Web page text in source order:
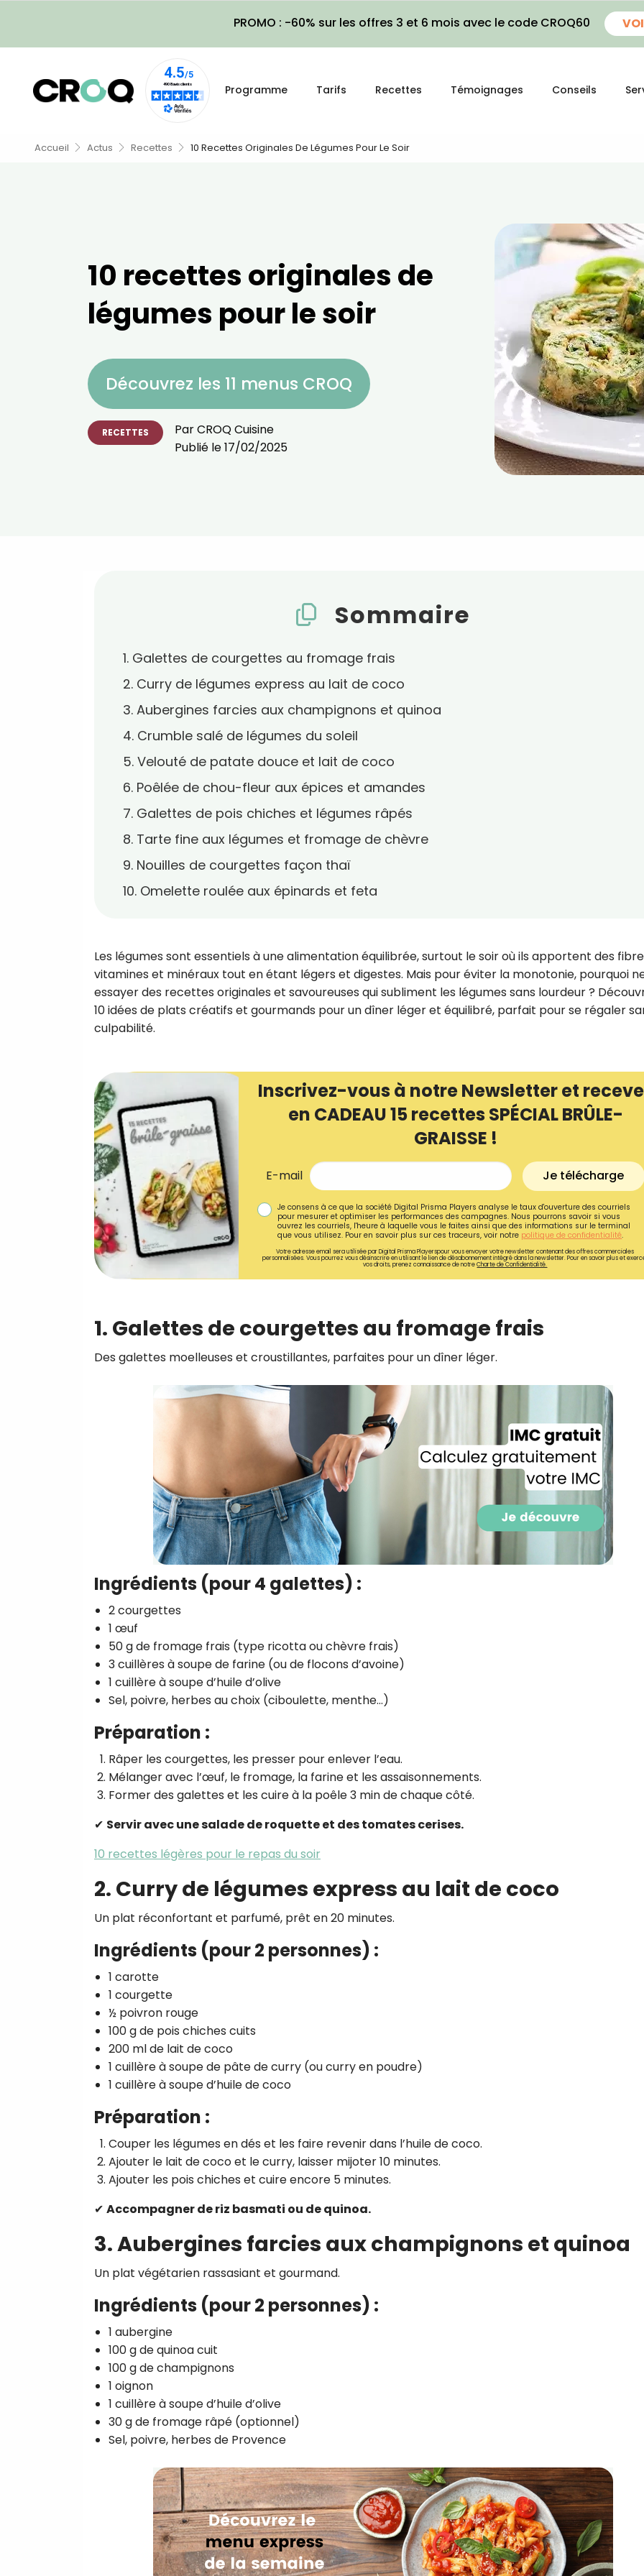
PROMO : -60% sur les offres 3 et 6 mois avec le code CROQ60
Programme Tarifs Recettes Témoignages Conseils
Accueil Actus Recettes 10 Recettes Originales De Légumes Pour Le Soir
10 recettes originales de
légumes pour le soir
Découvrez les 11 menus CROQ
RECETTES ParCROQ Cuisine
Publié le17/02/2025
Sommaire
1. Galettes de courgettes au fromage frais
2. Curry de légumes express au lait de coco
3. Aubergines farcies aux champignons et quinoa
4. Crumble salé de légumes du soleil
5. Velouté de patate douce et lait de coco
6. Poêlée de chou-fleur aux épices et amandes
7. Galettes de pois chiches et légumes râpés
8. Tarte fine aux légumes et fromage de chèvre
9. Nouilles de courgettes façon thaï
10. Omelette roulée aux épinards et feta
Les légumes sont essentiels à une alimentation équilibrée, surtout le soir où ils apportent des
vitamines et minéraux tout en étant légers et digestes. Mais pour éviter la monotonie, pourquoi
essayer des recettes originales et savoureuses qui subliment les légumes sans lourdeur ?
10 idées de plats créatifs et gourmands pour un dîner léger et équilibré, parfait pour se régaler
culpabilité.
Inscrivez-vous à notre Newsletter et
en CADEAU 15 recettes SPÉCIAL BRÛLE-
GRAISSE !
E-mail Je télécharge
Je consens à ce que la société Digital Prisma Players analyse le taux d'ouverture des courriels
pour mesurer et optimiser les performances des campagnes. Nous pourrons savoir si vous
ouvrez les courriels, l'heure à laquelle vous le faites ainsi que des informations sur le terminal
que vous utilisez. Pour en savoir plus sur ces traceurs, voir notre politique de confidentialité.
Votre adresse email sera utilisée par Digital Prisma Playerspour vous envoyer votre newsletter contenant des offres commerciales
personnalisées. Vous pourrez vous désinscrire en utilisant le lien de désabonnement intégré dans la newsletter. Pour en savoir plus et
vos droits, prenez connaissance de notreCharte de Confidentialité.
1. Galettes de courgettes au fromage frais
Des galettes moelleuses et croustillantes, parfaites pour un dîner léger.
Ingrédients (pour 4 galettes) :
2 courgettes
1 œuf
50 g de fromage frais (type ricotta ou chèvre frais)
3 cuillères à soupe de farine (ou de flocons d’avoine)
1 cuillère à soupe d’huile d’olive
Sel, poivre, herbes au choix (ciboulette, menthe…)
Préparation :
Râper les courgettes, les presser pour enlever l’eau.
Mélanger avec l’œuf, le fromage, la farine et les assaisonnements.
Former des galettes et les cuire à la poêle 3 min de chaque côté.
✔ Servir avec une salade de roquette et des tomates cerises.
10 recettes légères pour le repas du soir
2. Curry de légumes express au lait de coco
Un plat réconfortant et parfumé, prêt en 20 minutes.
Ingrédients (pour 2 personnes) :
1 carotte
1 courgette
½ poivron rouge
100 g de pois chiches cuits
200 ml de lait de coco
1 cuillère à soupe de pâte de curry (ou curry en poudre)
1 cuillère à soupe d’huile de coco
Préparation :
Couper les légumes en dés et les faire revenir dans l’huile de coco.
Ajouter le lait de coco et le curry, laisser mijoter 10 minutes.
Ajouter les pois chiches et cuire encore 5 minutes.
✔ Accompagner de riz basmati ou de quinoa.
3. Aubergines farcies aux champignons et quinoa
Un plat végétarien rassasiant et gourmand.
Ingrédients (pour 2 personnes) :
1 aubergine
100 g de quinoa cuit
100 g de champignons
1 oignon
1 cuillère à soupe d’huile d’olive
30 g de fromage râpé (optionnel)
Sel, poivre, herbes de Provence
Recevez
recettes inédites de
!
Ainsi que la newsletter
Je consens à ce que la société
des courriels pour mesurer et
performances des campagnes.
pourrons savoir si vous ouvrez les
l'heure à laquelle vous le faites
des informations sur le terminal
utilisez. Pour en savoir plus sur ces
voir notrepolitique de
Je reçois mon cadeau !
Votre adresse email sera utilisée par Digital Prisma
envoyer votre newsletter contenant des offres
personnalisées. Vous pourrez vous désinscrire en
désabonnement intégré dans la newsletter. Pour en